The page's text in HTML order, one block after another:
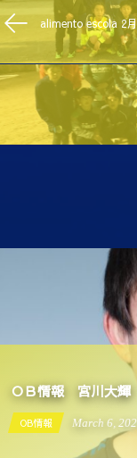
alimento escola 2
ＯＢ情報 宮川大
OB情報 March 6